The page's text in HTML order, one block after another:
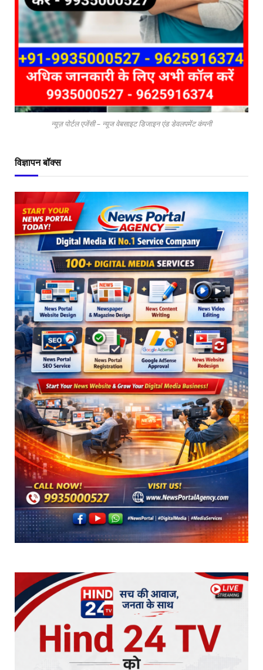
न्यूज़ पोर्टल एजेंसी – न्यूज वेबसाइट डिजाइन एंड डेवलपमेंट कंपनी
विज्ञापन बॉक्स